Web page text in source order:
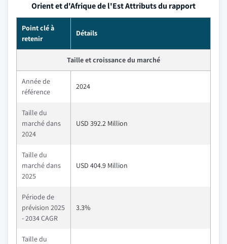
Orient et d'Afrique de l'Est Attributs du rapport
Point clé à
retenir
Détails
Taille et croissance du marché
Année de
référence
2024
Taille du
marché dans
2024
USD 392.2 Million
Taille du
marché dans
2025
USD 404.9 Million
Période de
prévision 2025
- 2034 CAGR
3.3%
Taille du